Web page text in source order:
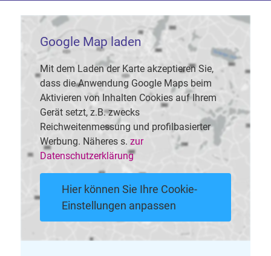
Google Map laden
Mit dem Laden der Karte akzeptieren Sie,
dass die Anwendung Google Maps beim
Aktivieren von Inhalten Cookies auf Ihrem
Gerät setzt, z.B. zwecks
Reichweitenmessung und profilbasierter
Werbung. Näheres s. zur
Datenschutzerklärung
Hier können Sie Ihre Cookie-
Einstellungen anpassen